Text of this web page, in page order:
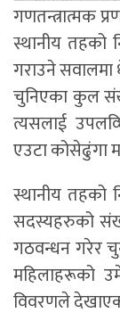
गणतन्त्रात्मक
स्थानीय तहको
गराउने सवालमा
चुनिएका कुल
त्यसलाई
एउटा कोसेढुंगा
स्थानीय तहको
सदस्यहरुको
गठवन्धन गरेर
महिलाहरूको
विवरणले